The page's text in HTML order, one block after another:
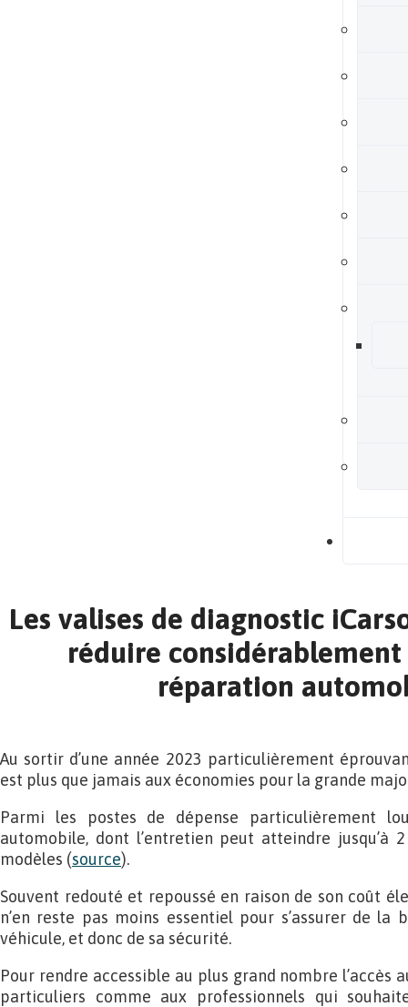
Les valises de diagnostic
réduire considérablement
réparation
Au sortir d’une année 2023 particulièrement
est plus que jamais aux économies pour la grande
Parmi les postes de dépense particulièrement
automobile, dont l’entretien peut atteindre jusqu’à
modèles (source).
Souvent redouté et repoussé en raison de son coût
n’en reste pas moins essentiel pour s’assurer de la
véhicule, et donc de sa sécurité.
Pour rendre accessible au plus grand nombre l’accès
particuliers comme aux professionnels qui